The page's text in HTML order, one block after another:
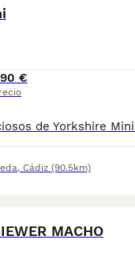
€
, Cádiz (90.5km)
MACHO